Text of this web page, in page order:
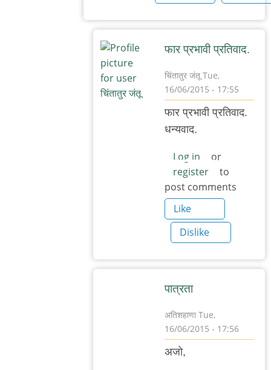
फार प्रभावी प्रतिवाद.
चिंतातुर जंतू Tue,
16/06/2015 - 17:55
In
reply
http://
by
अजो१२३
फार प्रभावी प्रतिवाद.
धन्यवाद.
Log in
or
register
to
post comments
Like
Dislike
पात्रता
अतिशहाणा Tue,
16/06/2015 - 17:56
In
reply
अजो,